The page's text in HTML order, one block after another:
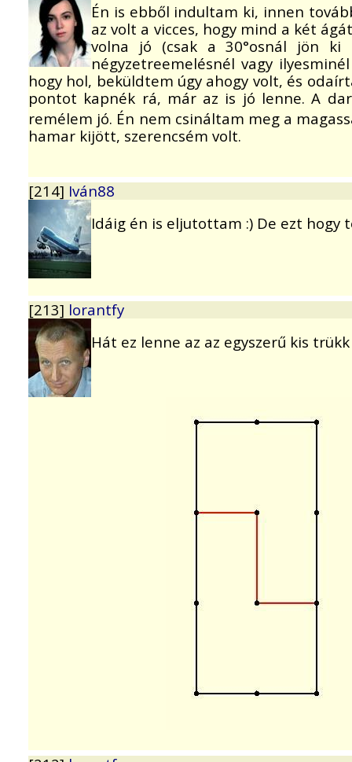
Én is ebből indultam ki, innen
az volt a vicces, hogy mind a két
volna jó (csak a 30°osnál jön ki
négyzetreemelésnél vagy
hogy hol, beküldtem úgy ahogy volt, és
pontot kapnék rá, már az is jó lenne. A
remélem jó. Én nem csináltam meg a
hamar kijött, szerencsém volt.
[214] Iván88
Idáig én is eljutottam :) De ezt hogy
[213] lorantfy
Hát ez lenne az az egyszerű kis